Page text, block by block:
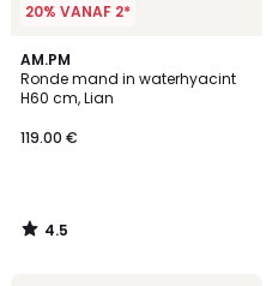
20% VANAF 2*
AM.PM
Ronde mand in waterhyacint
H60 cm, Lian
119.00 €
4.5
/ 5
4.5
/